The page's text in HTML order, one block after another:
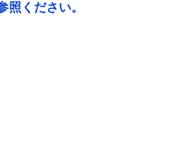
照ください。